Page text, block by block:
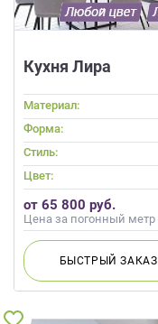
Кухня Лира
Материал:
Форма:
Стиль:
Цвет:
от 65 800 руб.
Цена за погонный метр
БЫСТРЫЙЗАКАЗ